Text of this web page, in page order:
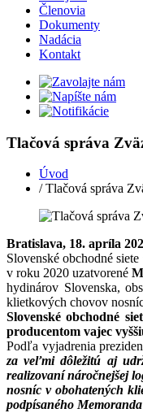
Členovia
Dokumenty
Nadácia
Kontakt
Tlačová správa
Úvod
/ Tlačová správa
Bratislava, 18. apríla
Slovenské obchodné
v roku 2020 uzatvorené
hydinárov Slovenska,
klietkových chovov
Slovenské obchodné
producentom vajec
Podľa vyjadrenia
za veľmi dôležitú aj
realizovaní náročnejšej
nosníc v obohatených
podpísaného